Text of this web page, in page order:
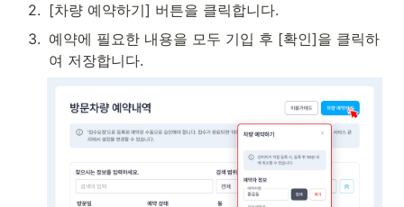
2. [차량 예약하기] 버튼을 클릭합니다.
3. 예약에 필요한 내용을 모두 기입 후 [확인]을 클릭하
여 저장합니다.